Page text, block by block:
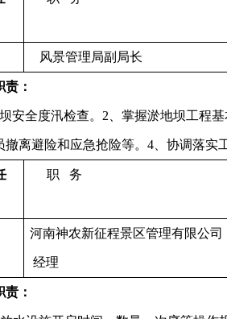
风景管理局副局长
：
安全度汛检查。2、掌握淤地坝工程
撤离避险和应急抢险等。4、协调落实
职 务
河南神农新征程景区管理有限公司
经理
：